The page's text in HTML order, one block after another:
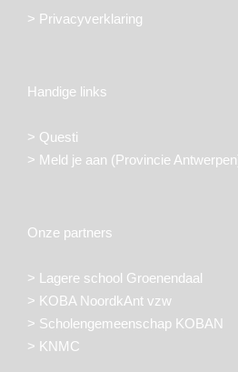
> Privacyverklaring
Handige links
> Questi
> Meld je aan (Provincie
Onze partners
> Lagere school Groenendaal
> KOBA NoordkAnt vzw
> Scholengemeenschap KOBAN
> KNMC